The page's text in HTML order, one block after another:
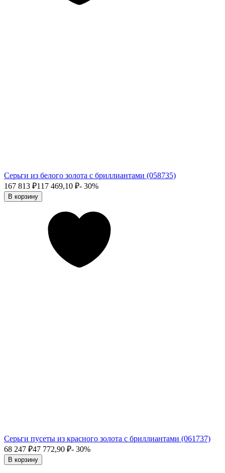
Серьги из белого золота с бриллиантами (058735)
167 813 ₽117 469,10 ₽- 30%
В корзину
Серьги пусеты из красного золота с бриллиантами (061737)
68 247 ₽47 772,90 ₽- 30%
В корзину